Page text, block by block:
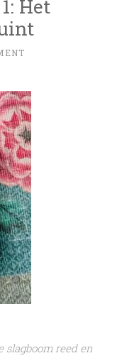
Het
slagboom reed en